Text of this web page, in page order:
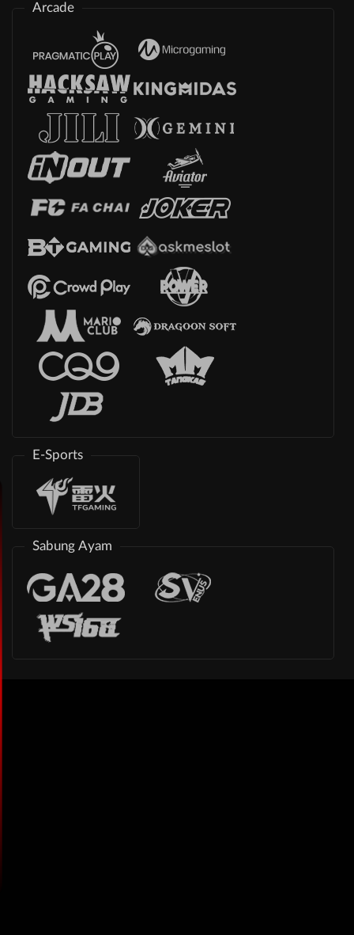
Arcade
E-Sports
Sabung Ayam